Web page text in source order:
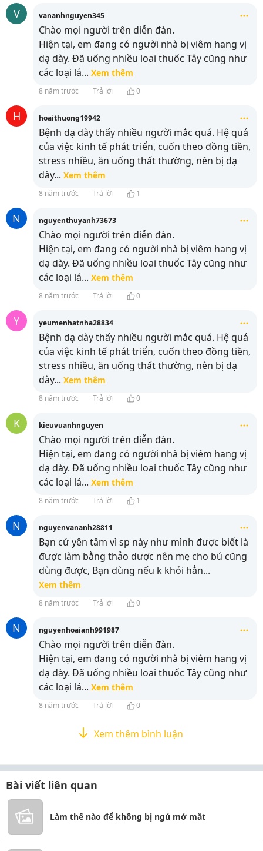
V vananhnguyen345
Chào mọi người trên diễn đàn.
Hiện tại, em đang có người nhà bị viêm hang vị
dạ dày. Đã uống nhiều loai thuốc Tây cũng như
các loại lá... Xem thêm
8 năm trước Trả lời 0
H hoaithuong19942
Bệnh dạ dày thấy nhiều người mắc quá. Hệ quả
của việc kinh tế phát triển, cuốn theo đồng tiền,
stress nhiều, ăn uống thất thường, nên bị dạ
dày... Xem thêm
8 năm trước Trả lời 1
N nguyenthuyanh73673
Chào mọi người trên diễn đàn.
Hiện tại, em đang có người nhà bị viêm hang vị
dạ dày. Đã uống nhiều loai thuốc Tây cũng như
các loại lá... Xem thêm
8 năm trước Trả lời 0
Y yeumenhatnha28834
Bệnh dạ dày thấy nhiều người mắc quá. Hệ quả
của việc kinh tế phát triển, cuốn theo đồng tiền,
stress nhiều, ăn uống thất thường, nên bị dạ
dày... Xem thêm
8 năm trước Trả lời 0
K kieuvuanhnguyen
Chào mọi người trên diễn đàn.
Hiện tại, em đang có người nhà bị viêm hang vị
dạ dày. Đã uống nhiều loai thuốc Tây cũng như
các loại lá... Xem thêm
8 năm trước Trả lời 1
N nguyenvananh28811
Bạn cứ yên tâm vì sp này như mình được biết là
được làm bằng thảo dược nên mẹ cho bú cũng
dùng được, Bạn dùng nếu k khỏi hẳn...
Xem thêm
8 năm trước Trả lời 0
N nguyenhoaianh991987
Chào mọi người trên diễn đàn.
Hiện tại, em đang có người nhà bị viêm hang vị
dạ dày. Đã uống nhiều loai thuốc Tây cũng như
các loại lá... Xem thêm
8 năm trước Trả lời 0
Xem thêm bình luận
Bài viết liên quan
Làm thế nào để không bị ngủ mở mắt